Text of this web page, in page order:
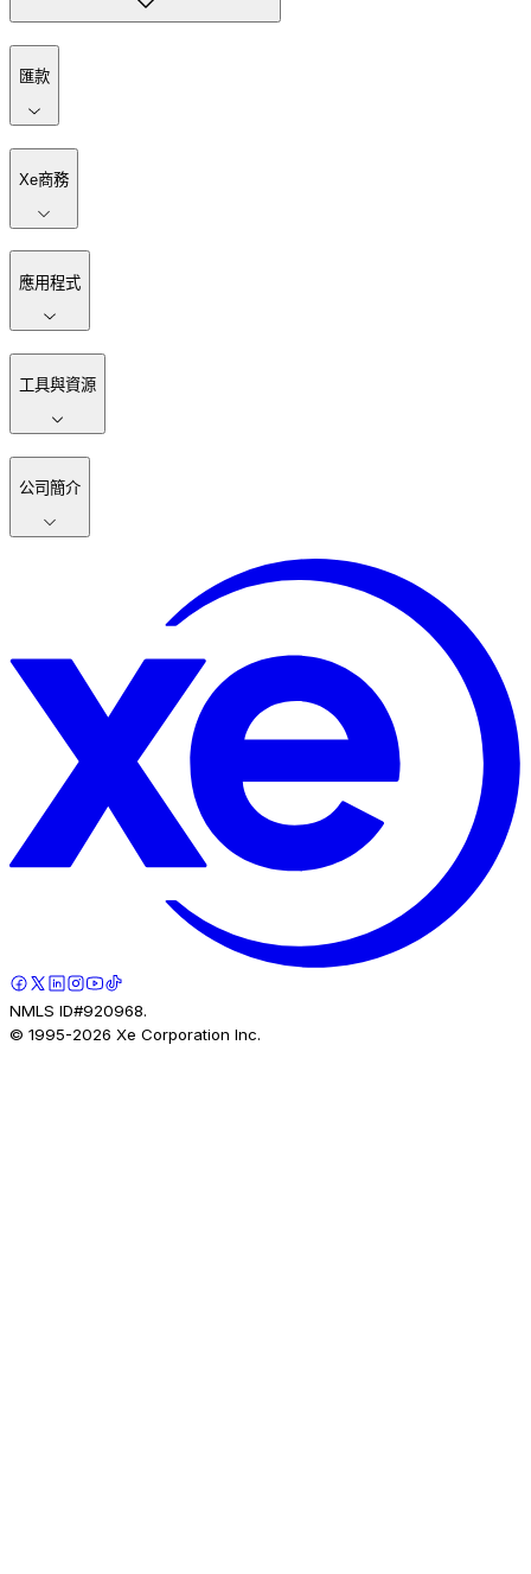
匯款
Xe商務
應用程式
工具與資源
公司簡介
NMLS ID#920968.
© 1995-2026 Xe Corporation Inc.